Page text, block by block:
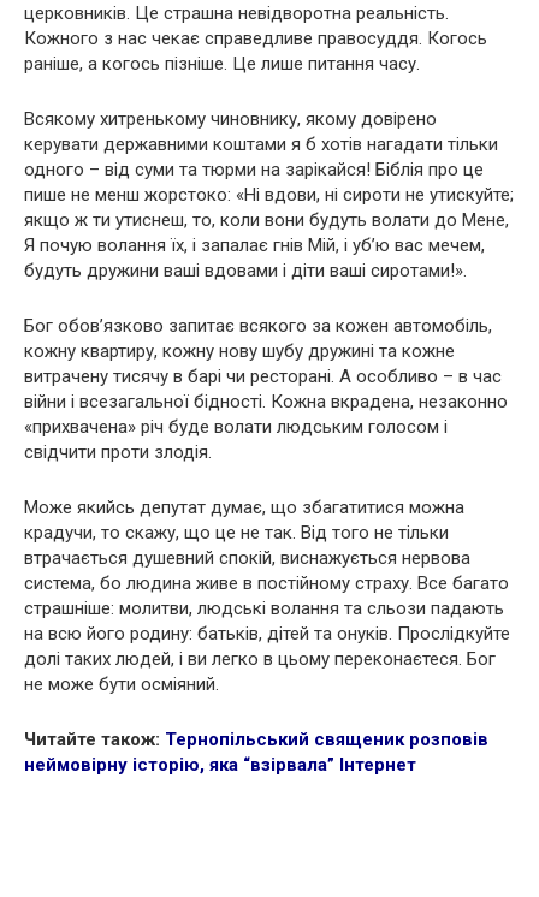
церковників. Це страшна невідворотна реальність.
Кожного з нас чекає справедливе правосуддя. Когось
раніше, а когось пізніше. Це лише питання часу.
Всякому хитренькому чиновнику, якому довірено
керувати державними коштами я б хотів нагадати тільки
одного – від суми та тюрми на зарікайся! Біблія про це
пише не менш жорстоко: «Ні вдови, ні сироти не утискуйте;
якщо ж ти утиснеш, то, коли вони будуть волати до Мене,
Я почую волання їх, і запалає гнів Мій, і уб’ю вас мечем,
будуть дружини ваші вдовами і діти ваші сиротами!».
Бог обов’язково запитає всякого за кожен автомобіль,
кожну квартиру, кожну нову шубу дружині та кожне
витрачену тисячу в барі чи ресторані. А особливо – в час
війни і всезагальної бідності. Кожна вкрадена, незаконно
«прихвачена» річ буде волати людським голосом і
свідчити проти злодія.
Може якийсь депутат думає, що збагатитися можна
крадучи, то скажу, що це не так. Від того не тільки
втрачається душевний спокій, виснажується нервова
система, бо людина живе в постійному страху. Все багато
страшніше: молитви, людські волання та сльози падають
на всю його родину: батьків, дітей та онуків. Прослідкуйте
долі таких людей, і ви легко в цьому переконаєтеся. Бог
не може бути осміяний.
Читайте також: Тернопільський священик розповів
неймовірну історію, яка “взірвала” Інтернет